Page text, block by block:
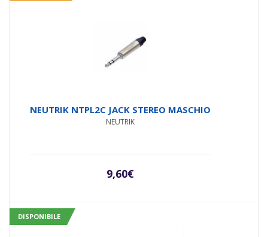
NEUTRIK NTPL2C JACK STEREO MASCHIO
NEUTRIK
9,60€
DISPONIBILE